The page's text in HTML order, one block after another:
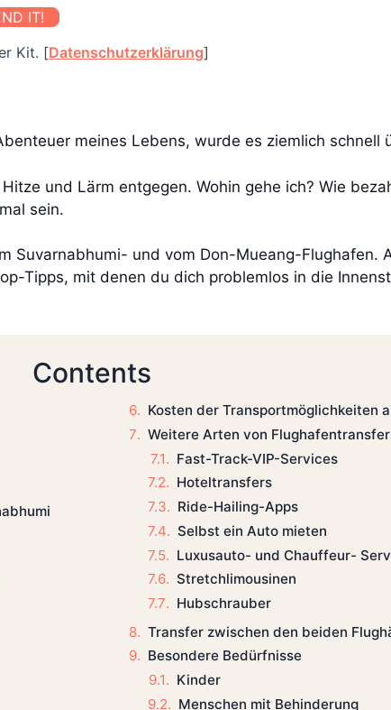
IT!
Kit. [Datenschutzerklärung]
meines Lebens, wurde es ziemlich schnell
und Lärm entgegen. Wohin gehe ich? Wie
sein.
Suvarnabhumi- und vom Don-Mueang-Flughafen.
Tipps, mit denen du dich problemlos in die
Contents
Kosten der Transportmöglichkeiten
Weitere Arten von
Fast-Track-VIP-Services
Hoteltransfers
Ride-Hailing-Apps
Selbst ein Auto mieten
Luxusauto- und Chauffeur-
Stretchlimousinen
Hubschrauber
Transfer zwischen den beiden
Besondere Bedürfnisse
Kinder
Menschen mit Behinderung